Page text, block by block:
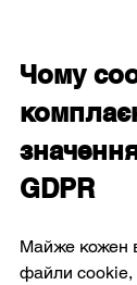
Чому
GDPR
Майже кожен
файли cookie,